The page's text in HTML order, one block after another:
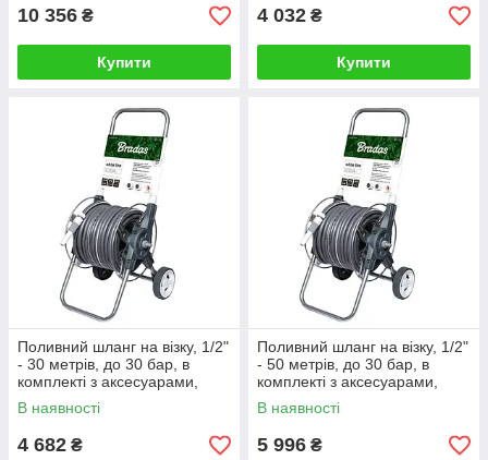
10 356 ₴
Купити
4 032 ₴
Купити
Поливний шланг на візку, 1/2"
- 30 метрів, до 30 бар, в
комплекті з аксесуарами,
Bradas (Польща)
В наявності
4 682 ₴
Поливний шланг на візку, 1/2"
- 50 метрів, до 30 бар, в
комплекті з аксесуарами,
Bradas (Польща)
В наявності
5 996 ₴